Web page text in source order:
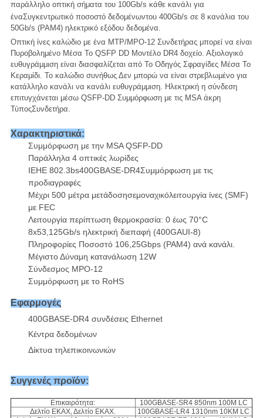
παράλληλο οπτική σήματα του 100Gb/s κάθε κανάλι για
έναΣυγκεντρωτικό ποσοστό δεδομένωντου 400Gb/s σε 8 κανάλια του
50Gb/s (PAM4) ηλεκτρικό εξόδου δεδομένα.
Οπτική ίνες καλώδιο με ένα MTP/MPO-12 Συνδετήρας μπορεί να είναι
Πυροβολημένο Μέσα Το QSFP DD Μοντέλο DR4 δοχείο. Αξιολογικό
ευθυγράμμιση είναι διασφαλίζεται από Το Οδηγός Σφραγίδες Μέσα
Το
Κεραμίδι.
Το καλώδιο συνήθως Δεν μπορώ να είναι στρεβλωμένο για
κατάλληλο κανάλι να κανάλι ευθυγράμμιση. Ηλεκτρική η σύνδεση
επιτυγχάνεται μέσω QSFP-DD Συμμόρφωση με τις MSA άκρη
ΤύποςΣυνδετήρα.
Χαρακτηριστικά:
Συμμόρφωση με την MSA QSFP-DD
Παράλληλα 4 οπτικές λωρίδες
ΙΕΗΕ 802.3bs400GBASE-DR4Συμμόρφωση με τις
προδιαγραφές
Μέχρι 500 μέτρα μετάδοσησεμοναχικόλειτουργία ίνες (SMF)
με FEC
Λειτουργία περίπτωση θερμοκρασία: 0 έως 70°C
8x53,125Gb/s ηλεκτρική διεπαφή (400GAUI-8)
Πληροφορίες Ποσοστό 106,25Gbps (PAM4) ανά κανάλι.
ΜέγιστοΔύναμη κατανάλωση 12W
Σύνδεσμος MPO-12
Συμμόρφωση με το RoHS
Εφαρμογές
400GBASE-DR4 συνδέσεις Ethernet
Κέντρα δεδομένων
Δίκτυα τηλεπικοινωνιών
Συγγενές προϊόν:
Επικαιρότητα:
100GBASE-SR4 850nm 100M LC
Δελτίο ΕΚΑΧ, Δελτίο ΕΚΑΧ.
100GBASE-LR4 1310nm 10KM LC